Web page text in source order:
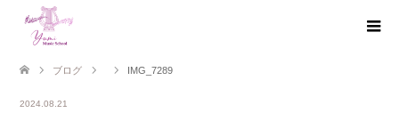
ブログ IMG_7289
2024.08.21